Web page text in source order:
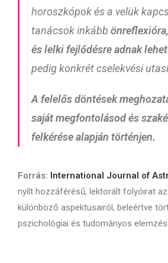
horoszkópok és a velük
tanácsok inkább
és lelki fejlődésre adnak
pedig konkrét cselekvési
A felelős döntések
saját megfontolásod és
felkérése alapján történjen.
Forrás: International Journal of
nyílt hozzáférésű, lektorált folyóirat
különböző aspektusairól, beleértve
pszichológiai és tudományos